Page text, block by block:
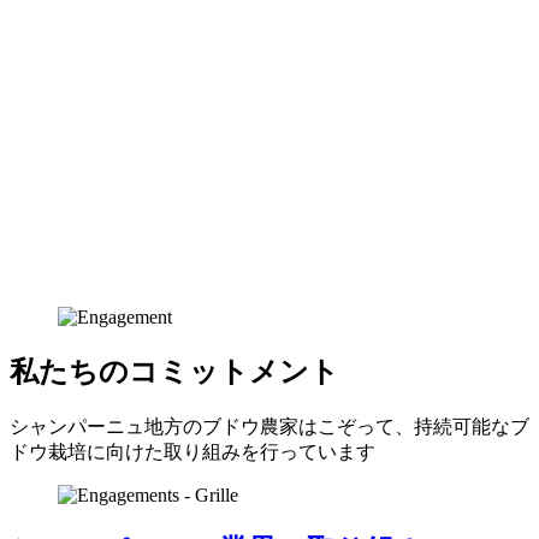
私たちのコミットメント
シャンパーニュ地方のブドウ農家はこぞって、持続可能なブ
ドウ栽培に向けた取り組みを行っています